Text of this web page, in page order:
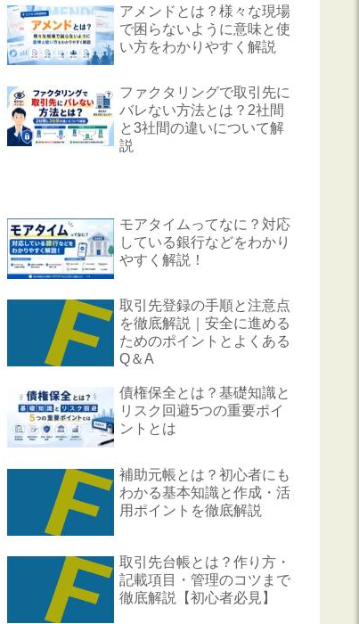
アメンドとは？様々な現場
で困らないように意味と使
い方をわかりやすく解説
ファクタリングで取引先に
バレない方法とは？2社間
と3社間の違いについて解
説
モアタイムってなに？対応
している銀行などをわかり
やすく解説！
取引先登録の手順と注意点
を徹底解説｜安全に進める
ためのポイントとよくある
Q＆A
債権保全とは？基礎知識と
リスク回避5つの重要ポイ
ントとは
補助元帳とは？初心者にも
わかる基本知識と作成・活
用ポイントを徹底解説
取引先台帳とは？作り方・
記載項目・管理のコツまで
徹底解説【初心者必見】